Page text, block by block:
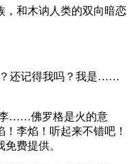
，和木讷人类的双向暗恋
还记得我吗？我是……
李……佛罗格是火的意
李焰！听起来不错吧！
费提供。